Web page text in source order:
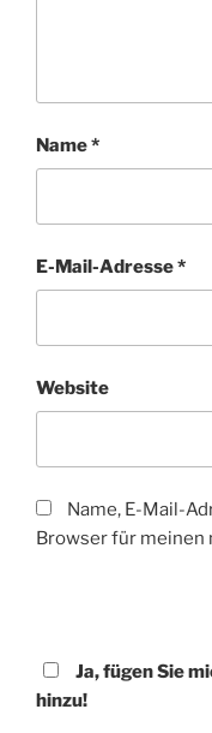
Name*
E-Mail-Adresse*
Website
Name, E-Mail-
Browser für meinen
Ja, fügen Sie
hinzu!